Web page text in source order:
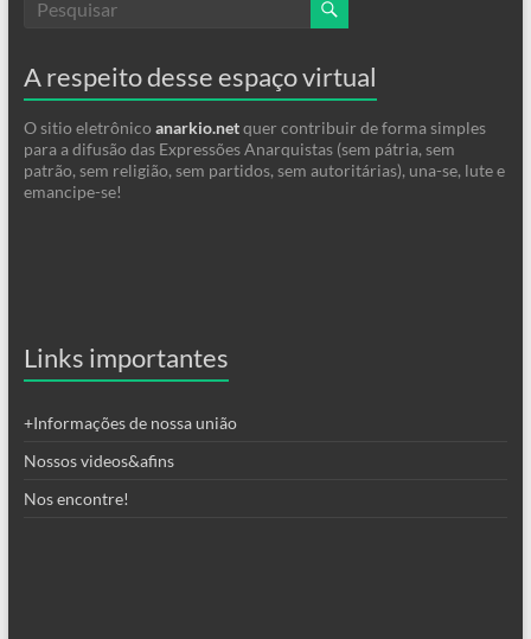
A respeito desse espaço virtual
O sitio eletrônico anarkio.netquer contribuir de forma simples
para a difusão das Expressões Anarquistas (sem pátria, sem
patrão, sem religião, sem partidos, sem autoritárias), una-se, lute e
emancipe-se!
Links importantes
+Informações de nossa união
Nossos videos&afins
Nos encontre!